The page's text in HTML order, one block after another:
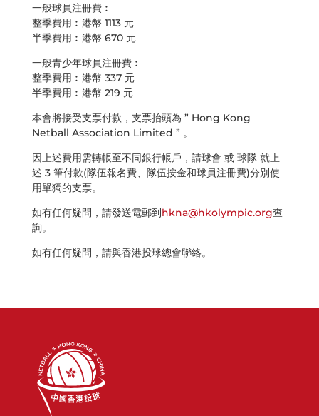
一般球員注冊費︰
整季費用︰港幣 1113 元
半季費用︰港幣 670 元
一般青少年球員注冊費︰
整季費用︰港幣 337 元
半季費用︰港幣 219 元
本會將接受支票付款，支票抬頭為 ” Hong Kong
Netball Association Limited ” 。
因上述費用需轉帳至不同銀行帳戶，請球會 或 球隊 就上
述 3 筆付款(隊伍報名費、隊伍按金和球員注冊費)分別使
用單獨的支票。
如有任何疑問，請發送電郵到hkna@hkolympic.org查
詢。
如有任何疑問，請與香港投球總會聯絡。